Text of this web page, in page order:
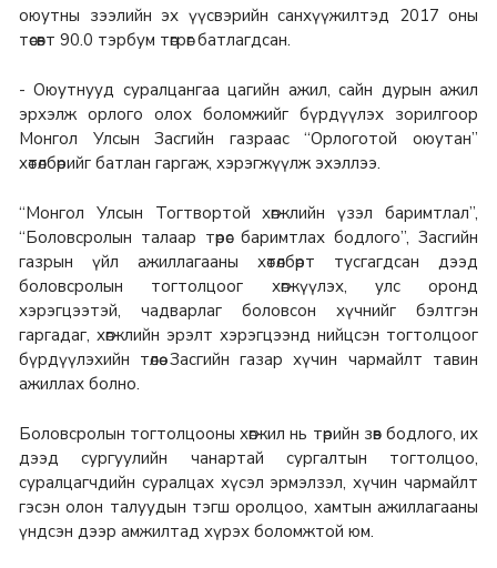
оюутны зээлийн эх үүсвэрийн санхүүжилтэд 2017 оны
төсөвт 90.0 тэрбум төгрөг батлагдсан.
- Оюутнууд суралцангаа цагийн ажил, сайн дурын ажил
эрхэлж орлого олох боломжийг бүрдүүлэх зорилгоор
Монгол Улсын Засгийн газраас “Орлоготой оюутан”
хөтөлбөрийг батлан гаргаж, хэрэгжүүлж эхэллээ.
“Монгол Улсын Тогтвортой хөгжлийн үзэл баримтлал”,
“Боловсролын талаар төрөс баримтлах бодлого”, Засгийн
газрын үйл ажиллагааны хөтөлбөрт тусгагдсан дээд
боловсролын тогтолцоог хөгжүүлэх, улс оронд
хэрэгцээтэй, чадварлаг боловсон хүчнийг бэлтгэн
гаргадаг, хөгжлийн эрэлт хэрэгцээнд нийцсэн тогтолцоог
бүрдүүлэхийн төлөө Засгийн газар хүчин чармайлт тавин
ажиллах болно.
Боловсролын тогтолцооны хөгжил нь төрийн зөв бодлого, их
дээд сургуулийн чанартай сургалтын тогтолцоо,
суралцагчдийн суралцах хүсэл эрмэлзэл, хүчин чармайлт
гэсэн олон талуудын тэгш оролцоо, хамтын ажиллагааны
үндсэн дээр амжилтад хүрэх боломжтой юм.